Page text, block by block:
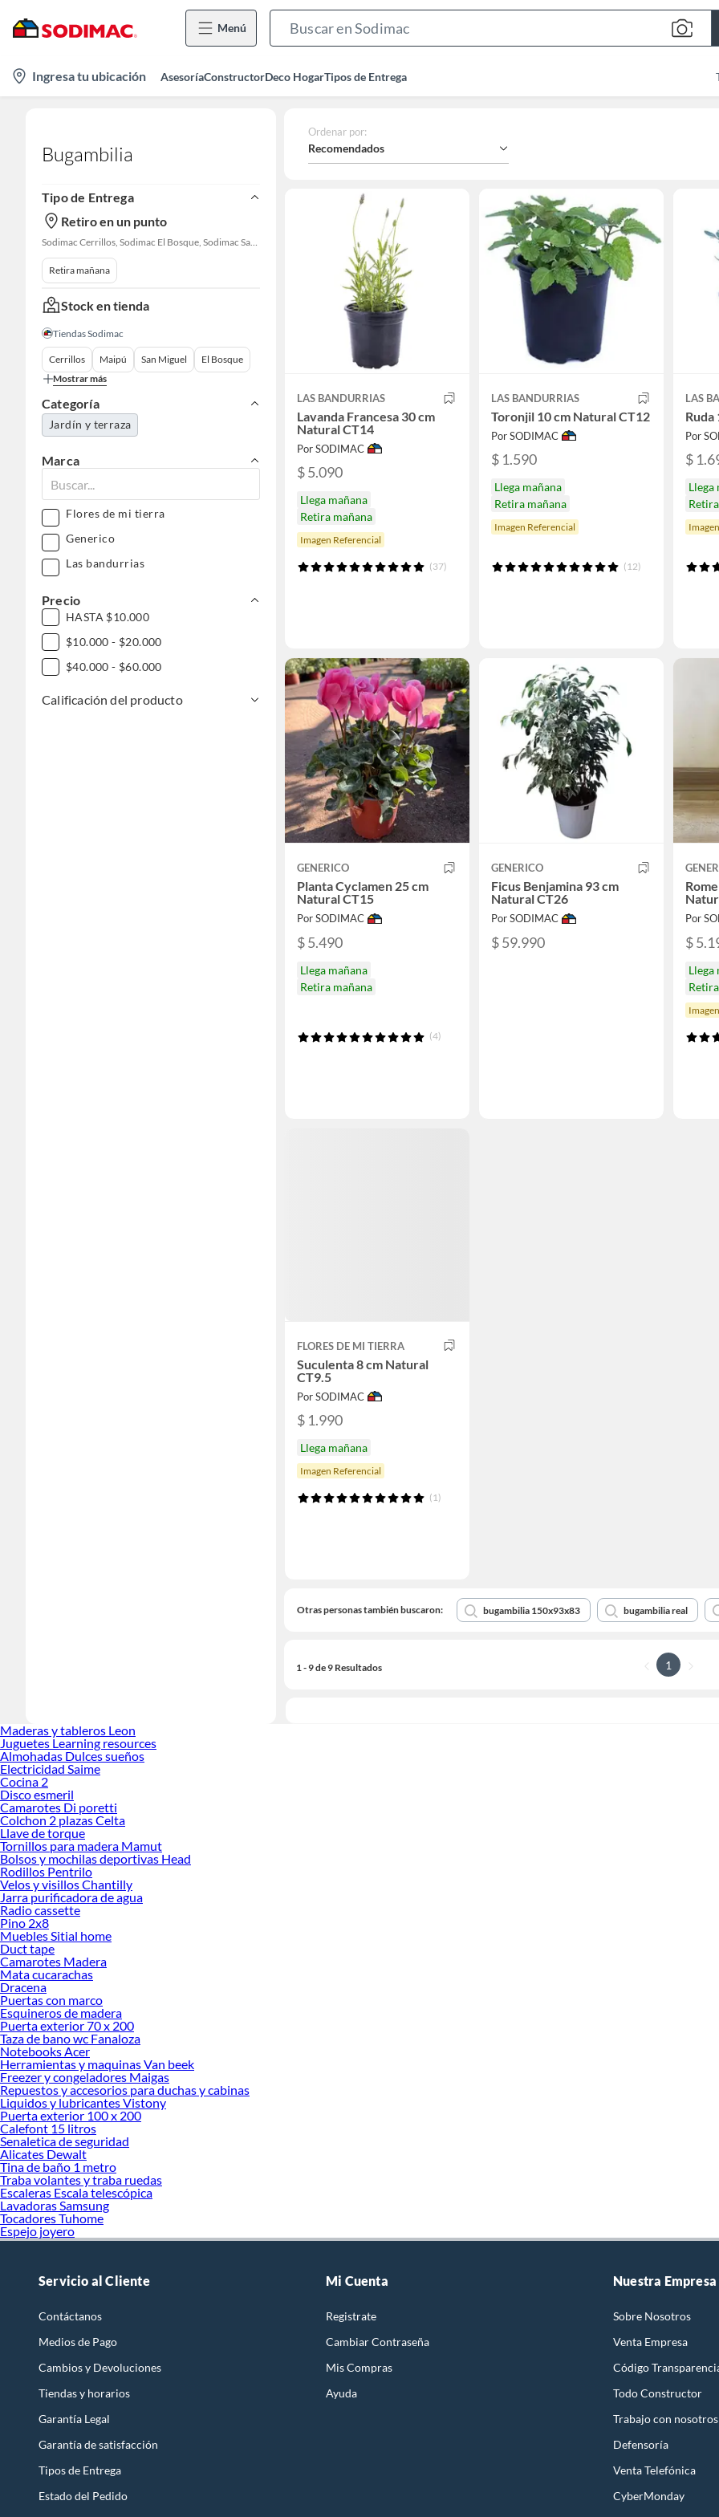
Menú
Bar
location-
icon
Ingresa tu ubicación AsesoríaConstructorDeco HogarTipos de Entrega
Bugambilia
Tipo de Entrega
Retiro en un punto
Sodimac Cerrillos, Sodimac El Bosque, Sodimac San Bernardo
Retira mañana
Stock en tienda
Tiendas Sodimac
Cerrillos Maipú San Miguel
El Bosque
Mostrar más
Categoría
Jardín y terraza
Marca
Flores de mi tierra
Generico
Las bandurrias
Precio
HASTA $10.000
$10.000 - $20.000
$40.000 - $60.000
Calificación del producto
Ordenar por:
Recomendados
LAS BANDURRIAS
Lavanda Francesa 30 cm
Natural CT14
Por SODIMAC
$ 5.090
Llega mañana
Retira mañana
Imagen Referencial
(37)
LAS BANDURRIAS
Toronjil 10 cm Natural CT12
Por SODIMAC
$ 1.590
Llega mañana
Retira mañana
Imagen Referencial
(12)
LAS
Ruda
Por
$
Llega
GENERICO
Planta Cyclamen 25 cm
Natural CT15
Por SODIMAC
$ 5.490
Llega mañana
Retira mañana
(4)
GENERICO
Ficus Benjamina 93 cm
Natural CT26
Por SODIMAC
$ 59.990
Por
$
Llega
FLORES DE MI TIERRA
Suculenta 8 cm Natural
CT9.5
Por SODIMAC
$ 1.990
Llega mañana
Imagen Referencial
(1)
Otras personas también buscaron: bugambilia 150x93x83 bugambilia real
1 - 9 de 9 Resultados 1
Maderas y tableros Leon
Juguetes Learning resources
Almohadas Dulces sueños
Electricidad Saime
Cocina 2
Disco esmeril
Camarotes Di poretti
Colchon 2 plazas Celta
Llave de torque
Tornillos para madera Mamut
Bolsos y mochilas deportivas Head
Rodillos Pentrilo
Velos y visillos Chantilly
Jarra purificadora de agua
Radio cassette
Pino 2x8
Muebles Sitial home
Duct tape
Camarotes Madera
Mata cucarachas
Dracena
Puertas con marco
Esquineros de madera
Puerta exterior 70 x 200
Taza de bano wc Fanaloza
Notebooks Acer
Herramientas y maquinas Van beek
Freezer y congeladores Maigas
Repuestos y accesorios para duchas y cabinas
Liquidos y lubricantes Vistony
Puerta exterior 100 x 200
Calefont 15 litros
Senaletica de seguridad
Alicates Dewalt
Tina de baño 1 metro
Traba volantes y traba ruedas
Escaleras Escala telescópica
Lavadoras Samsung
Tocadores Tuhome
Espejo joyero
Servicio al Cliente
Contáctanos
Medios de Pago
Cambios y Devoluciones
Tiendas y horarios
Garantía Legal
Garantía de satisfacción
Tipos de Entrega
Estado del Pedido
Mi Cuenta
Registrate
Cambiar Contraseña
Mis Compras
Ayuda
Nuestra Empresa
Sobre Nosotros
Venta Empresa
Código
Todo Constructor
Trabajo con nosotros
Defensoría
Venta Telefónica
CyberMonday